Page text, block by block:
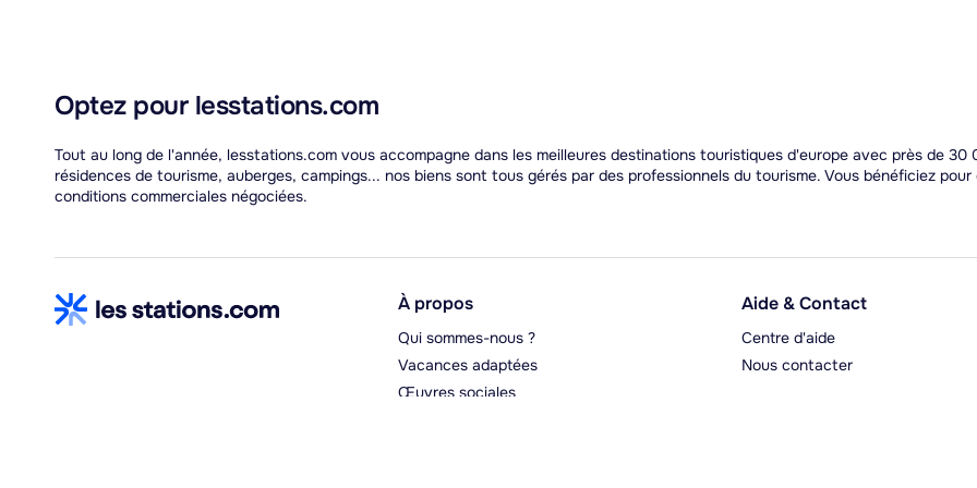
Optez pour lesstations.com
Tout au long de l'année, lesstations.com vous accompagne dans les meilleures destinations touristiques d'europe avec près de
résidences de tourisme, auberges, campings... nos biens sont tous gérés par des professionnels du tourisme. Vous bénéficiez
conditions commerciales négociées.
À propos
Qui sommes-nous ?
Vacances adaptées
Œuvres sociales
Aide & Contact
Centre d'aide
Nous contacter